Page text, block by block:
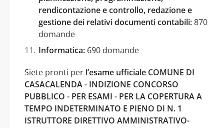
rendicontazione e controllo, redazione e
gestione dei relativi documenti contabili:870
domande
Informatica: 690 domande
Siete pronti per l’esame ufficiale COMUNE DI
CASACALENDA - INDIZIONE CONCORSO
PUBBLICO - PER ESAMI - PER LA COPERTURA A
TEMPO INDETERMINATO E PIENO DI N. 1
ISTRUTTORE DIRETTIVO AMMINISTRATIVO-